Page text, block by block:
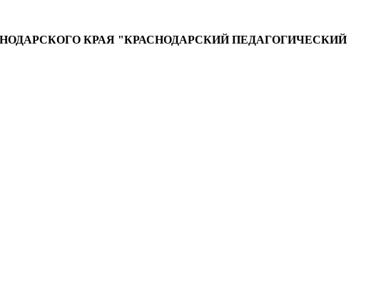
КРАЯ "КРАСНОДАРСКИЙ ПЕДАГОГИЧЕСКИЙ